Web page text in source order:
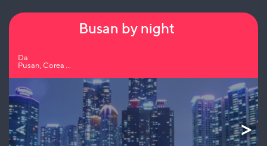
Da
Pusan, Corea ...
Busan by night